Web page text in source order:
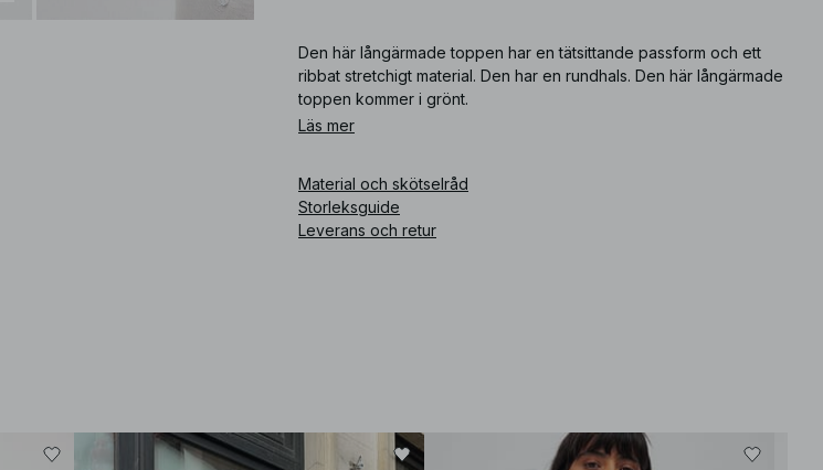
Den här långärmade toppen har en tätsittande passform och ett
ribbat stretchigt material. Den har en rundhals. Den här långärmade
toppen kommer i grönt.
Läs mer
Material och skötselråd
Storleksguide
Leverans och retur